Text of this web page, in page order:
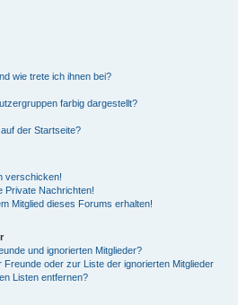
wie trete ich ihnen bei?
farbig dargestellt?
der Startseite?
verschicken!
Private Nachrichten!
Mitglied dieses Forums erhalten!
und ignorierten Mitglieder?
oder zur Liste der ignorierten Mitglieder
Listen entfernen?